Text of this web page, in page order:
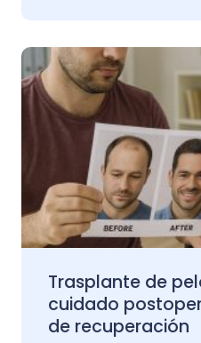
Trasplante de
cuidado
de recuperación